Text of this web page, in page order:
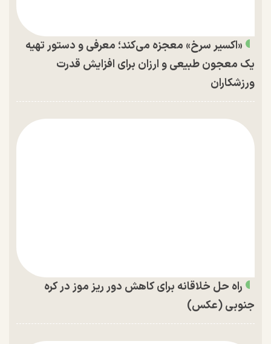
«اکسیر سرخ» معجزه می‌کند؛ معرفی و دستور تهیه
یک معجون طبیعی و ارزان برای افزایش قدرت
ورزشکاران
راه حل خلاقانه برای کاهش دور ریز موز در کره
جنوبی (عکس)